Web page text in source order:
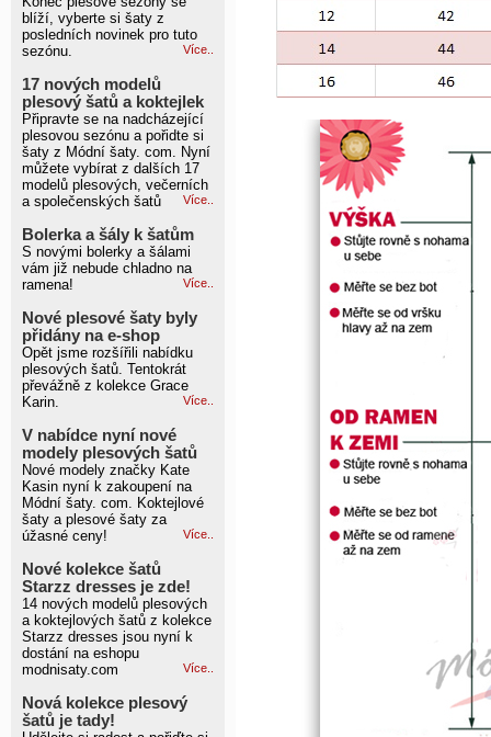
blíží, vyberte si šaty z
posledních novinek pro tuto
sezónu.
Více..
17 nových modelů
plesový šatů a koktejlek
Připravte se na nadcházející
plesovou sezónu a pořidte si
šaty z Módní šaty. com. Nyní
můžete vybírat z dalších 17
modelů plesových, večerních
a společenských šatů
Více..
Bolerka a šály k šatům
S novými bolerky a šálami
vám již nebude chladno na
ramena!
Více..
Nové plesové šaty byly
přidány na e-shop
Opět jsme rozšířili nabídku
plesových šatů. Tentokrát
převážně z kolekce Grace
Karin.
Více..
V nabídce nyní nové
modely plesových šatů
Nové modely značky Kate
Kasin nyní k zakoupení na
Módní šaty. com. Koktejlové
šaty a plesové šaty za
úžasné ceny!
Více..
Nové kolekce šatů
Starzz dresses je zde!
14 nových modelů plesových
a koktejlových šatů z kolekce
Starzz dresses jsou nyní k
dostání na eshopu
modnisaty.com
Více..
Nová kolekce plesový
šatů je tady!